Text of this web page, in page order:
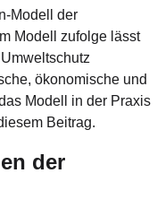
Modell der
Modell zufolge lässt
ökonomische und
Modell in der Praxis
Beitrag.
der